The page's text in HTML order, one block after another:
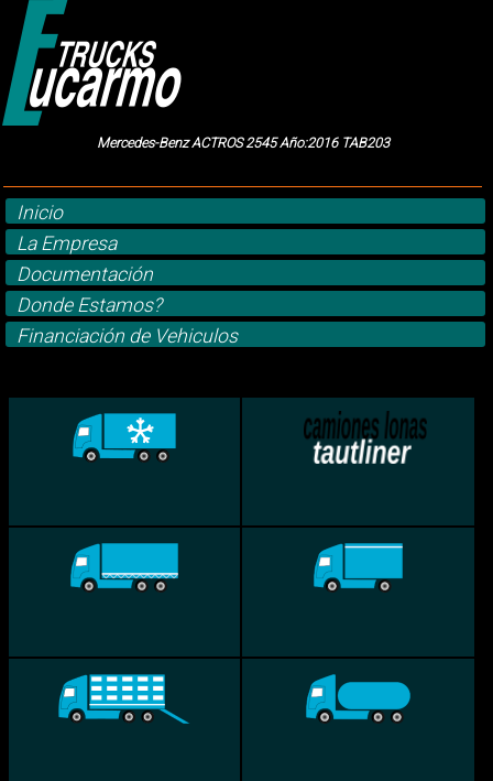
Mercedes-Benz ACTROS 2545 Año:2016 TAB203
Inicio
La Empresa
Documentación
Donde Estamos?
Financiación de Vehiculos